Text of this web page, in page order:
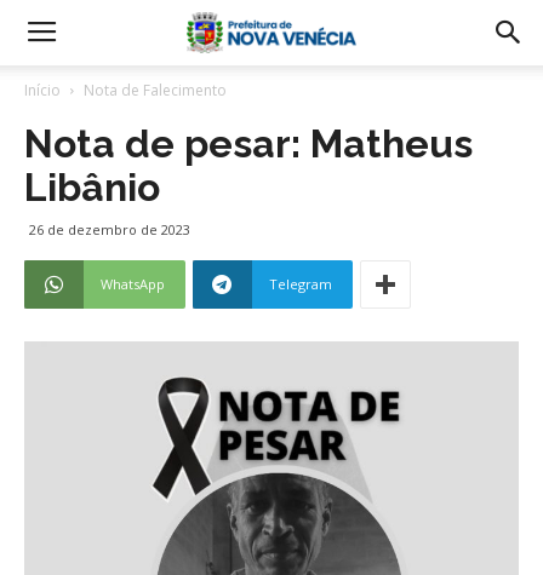
Início Nota de Falecimento
Nota de pesar: Matheus
Libânio
26 de dezembro de 2023
WhatsApp Telegram